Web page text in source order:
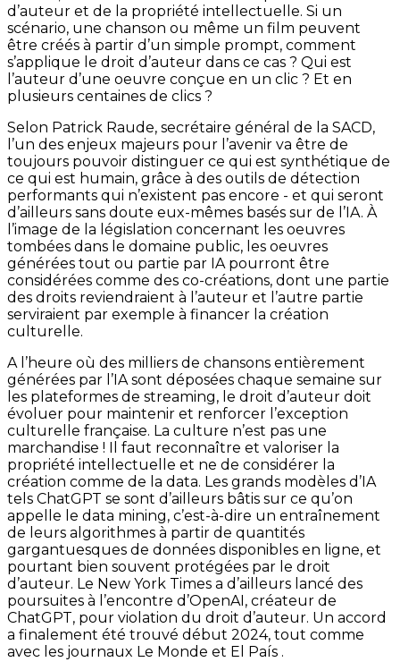
d’auteur et de la propriété intellectuelle. Si un
scénario, une chanson ou même un film peuvent
être créés à partir d’un simple prompt, comment
s’applique le droit d’auteur dans ce cas ? Qui est
l’auteur d’une oeuvre conçue en un clic ? Et en
plusieurs centaines de clics ?
Selon Patrick Raude, secrétaire général de la SACD,
l’un des enjeux majeurs pour l’avenir va être de
toujours pouvoir distinguer ce qui est synthétique de
ce qui est humain, grâce à des outils de détection
performants qui n’existent pas encore - et qui seront
d’ailleurs sans doute eux-mêmes basés sur de l’IA. À
l’image de la législation concernant les oeuvres
tombées dans le domaine public, les oeuvres
générées tout ou partie par IA pourront être
considérées comme des co-créations, dont une partie
des droits reviendraient à l’auteur et l’autre partie
serviraient par exemple à financer la création
culturelle.
A l’heure où des milliers de chansons entièrement
générées par l’IA sont déposées chaque semaine sur
les plateformes de streaming, le droit d’auteur doit
évoluer pour maintenir et renforcer l’exception
culturelle française. La culture n’est pas une
marchandise ! Il faut reconnaître et valoriser la
propriété intellectuelle et ne de considérer la
création comme de la data. Les grands modèles d’IA
tels ChatGPT se sont d’ailleurs bâtis sur ce qu’on
appelle le data mining, c’est-à-dire un entraînement
de leurs algorithmes à partir de quantités
gargantuesques de données disponibles en ligne, et
pourtant bien souvent protégées par le droit
d’auteur. Le New York Times a d’ailleurs lancé des
poursuites à l’encontre d’OpenAI, créateur de
ChatGPT, pour violation du droit d’auteur. Un accord
a finalement été trouvé début 2024, tout comme
avec les journaux Le Monde et El País .